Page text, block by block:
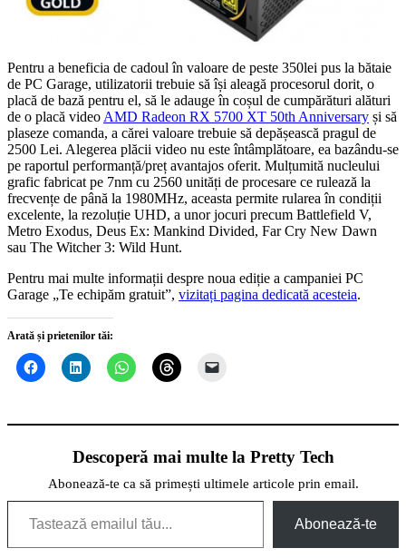
Pentru a beneficia de cadoul în valoare de peste 350lei pus la bătaie
de PC Garage, utilizatorii trebuie să își aleagă procesorul dorit, o
placă de bază pentru el, să le adauge în coșul de cumpărături alături
de o placă video AMD Radeon RX 5700 XT 50th Anniversary și să
plaseze comanda, a cărei valoare trebuie să depășească pragul de
2500 Lei. Alegerea plăcii video nu este întâmplătoare, ea bazându-se
pe raportul performanță/preț avantajos oferit. Mulțumită nucleului
grafic fabricat pe 7nm cu 2560 unități de procesare ce rulează la
frecvențe de până la 1980MHz, aceasta permite rularea în condiții
excelente, la rezoluție UHD, a unor jocuri precum Battlefield V,
Metro Exodus, Deus Ex: Mankind Divided, Far Cry New Dawn
sau The Witcher 3: Wild Hunt.
Pentru mai multe informații despre noua ediție a campaniei PC
Garage „Te echipăm gratuit”, vizitați pagina dedicată acesteia.
Arată și prietenilor tăi:
Descoperă mai multe la Pretty Tech
Abonează-te ca să primești ultimele articole prin email.
Tastează emailul tău...
Abonează-te